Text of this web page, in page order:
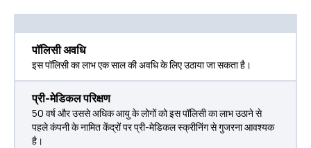
पॉलिसी अवधि
इस पॉलिसी का लाभ एक साल की अवधि के लिए उठाया जा सकता है।
प्री-मेडिकल परिक्षण
50 वर्ष और उससे अधिक आयु के लोगों को इस पॉलिसी का लाभ उठाने से
पहले कंपनी के नामित केंद्रों पर प्री-मेडिकल स्क्रीनिंग से गुजरना आवश्यक
है।